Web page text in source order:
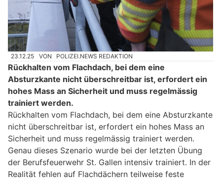
23.12.25 VON POLIZEI.NEWS REDAKTION
Rückhalten vom Flachdach, bei dem eine
Absturzkante nicht überschreitbar ist, erfordert ein
hohes Mass an Sicherheit und muss regelmässig
trainiert werden.
Rückhalten vom Flachdach, bei dem eine Absturzkante
nicht überschreitbar ist, erfordert ein hohes Mass an
Sicherheit und muss regelmässig trainiert werden.
Genau dieses Szenario wurde bei der letzten Übung
der Berufsfeuerwehr St. Gallen intensiv trainiert. In der
Realität fehlen auf Flachdächern teilweise feste